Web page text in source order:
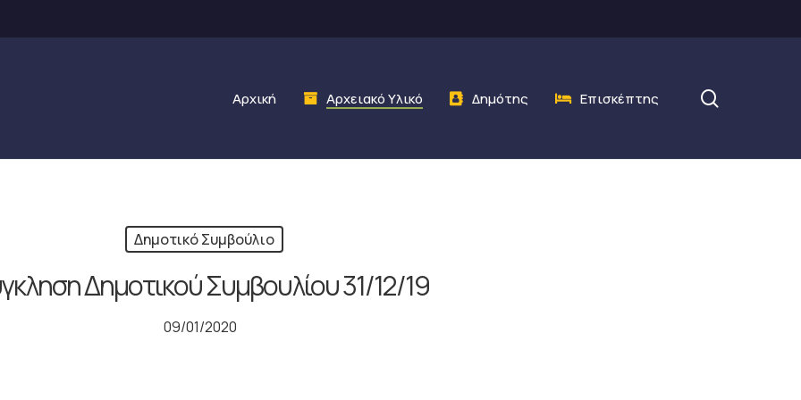
Αρχική Αρχειακό Υλικό Δημότης Επισκέπτης
Δημοτικό Συμβούλιο
Δημοτικού Συμβουλίου 31/12/19
09/01/2020